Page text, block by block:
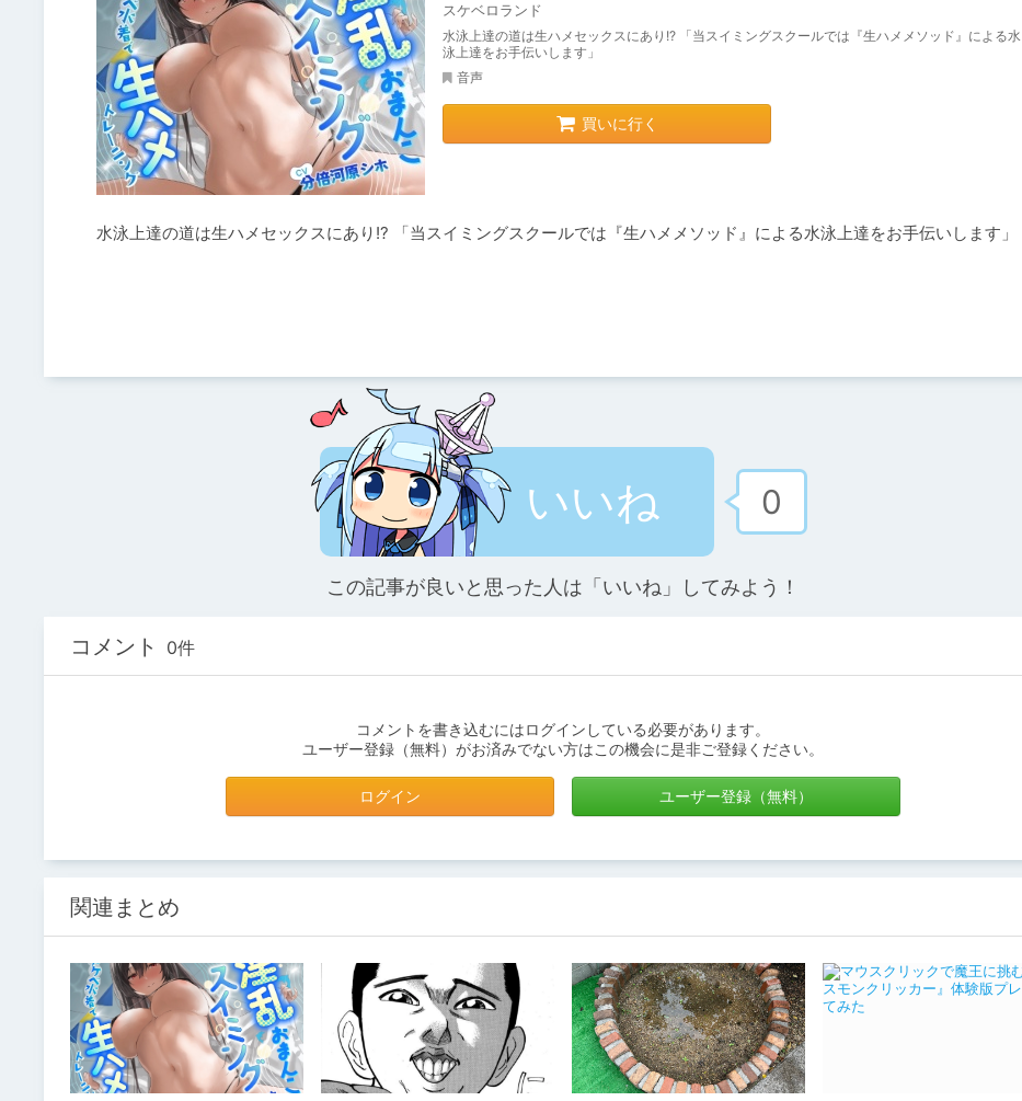
スケベロランド
水泳上達の道は生ハメセックスにあり!? 「当スイミングスクールでは『生ハメメソッド』による水
泳上達をお手伝いします」
音声
買いに行く
いいね 0
この記事が良いと思った人は「いいね」してみよう！
コメント 0件
コメントを書き込むにはログインしている必要があります。
ユーザー登録（無料）がお済みでない方はこの機会に是非ご登録ください。
ログイン ユーザー登録（無料）
関連まとめ